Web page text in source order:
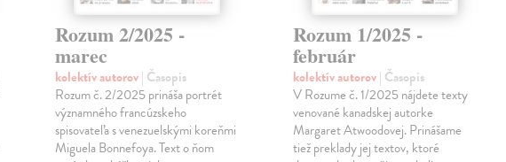
Rozum 2/2025 -
marec
kolektív autorov| Časopis
Rozum č. 2/2025 prináša portrét
významného francúzskeho
spisovateľa s venezuelskými koreňmi
Miguela Bonnefoya. Text o ňom
Rozum 1/2025 -
február
kolektív autorov| Časopis
V Rozume č. 1/2025 nájdete texty
venované kanadskej autorke
Margaret Atwoodovej. Prinášame
tiež preklady jej textov, ktoré